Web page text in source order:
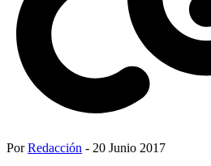
PorRedacción - 20 Junio 2017